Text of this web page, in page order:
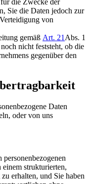
die Zwecke der
Sie die Daten jedoch zur
von
gemäß Art. 21Abs. 1
nicht feststeht, ob die
gegenüber den
Daten
oder von uns
personenbezogenen
einem strukturierten,
erhalten, und Sie haben